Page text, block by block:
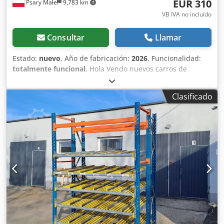
Psary Małe 9,783 km EUR 310
VB IVA no incluído
Consultar Llamar
Estado: nuevo, Año de fabricación: 2026, Funcionalidad:
totalmente funcional, Hola Vendo nuevos carros de
neumáticos galvanizados en caliente ( Reifenwagen ). Los
carros se utilizan para almacenar o transportar juegos de
ruedas. dimensiones 1738x690x2117 mm galvanizado en
caliente capacidad 12 ruedas Somos fabricantes de estos
carros. Cargamos 96 carros por coche. Precio del carro 310
eur/neto/pieza. ( precio a negociar ) Dedpeulayljfx Ackjwa
Clasificado